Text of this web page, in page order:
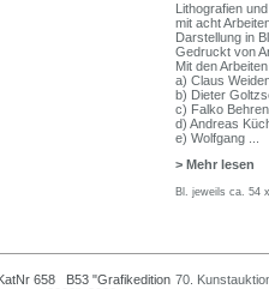
Lithografien
mit acht
Darstellung in
Gedruckt von
Mit den
a) Claus
b) Dieter
c) Falko
d) Andreas
e) Wolfgang
> Mehr lesen
Bl. jeweils ca. 54
70.